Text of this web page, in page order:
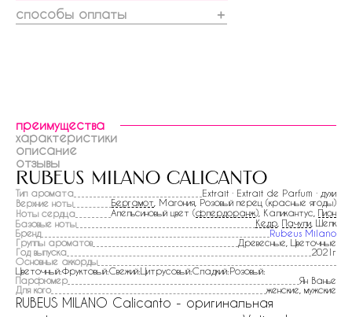
способы оплаты
＋
преимущества
характеристики
описание
отзывы
rubeus milano calicanto
Тип аромата
Extrait · Extrait de Parfum · духи
Верхние ноты
Бергамот , Магония, Розовый перец (красные ягоды)
Ноты сердца
Апельсиновый цвет (флердоранж), Каликантус, Пион
Базовые ноты
Кедр Пачули , Шелк
Бренд
Rubeus Milano
Группы ароматов
Древесные, Цветочные
Год выпуска
2021г
Основные аккорды
Цветочный:Фруктовый:Свежий:Цитрусовый:Сладкий:Розовый:
Парфюмер
Ян Ванье
Для кого
женские, мужские
RUBEUS MILANO Calicanto - оригинальная